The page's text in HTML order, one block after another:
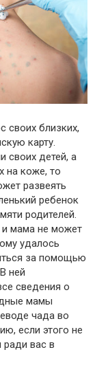
своих близких,
карту.
своих детей, а
на коже, то
развеять
ребенок
родителей.
и мама не может
удалось
за помощью
ней
сведения о
мамы
чада во
если этого не
ради вас в